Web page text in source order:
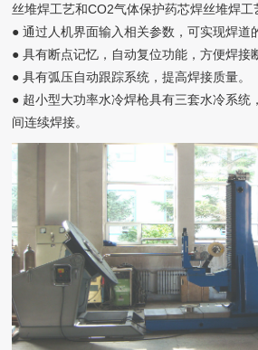
丝堆焊工艺和CO2气体保护药芯焊丝堆焊工
● 通过人机界面输入相关参数，可实现焊道
● 具有断点记忆，自动复位功能，方便焊接
● 具有弧压自动跟踪系统，提高焊接质量。
● 超小型大功率水冷焊枪具有三套水冷系统
间连续焊接。